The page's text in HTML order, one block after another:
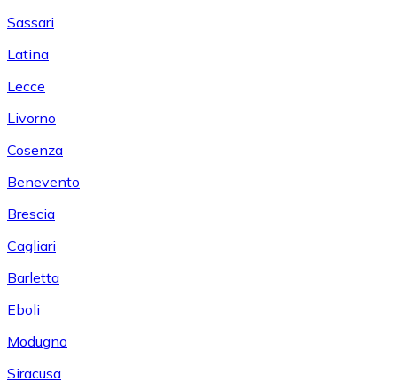
Sassari
Latina
Lecce
Livorno
Cosenza
Benevento
Brescia
Cagliari
Barletta
Eboli
Modugno
Siracusa